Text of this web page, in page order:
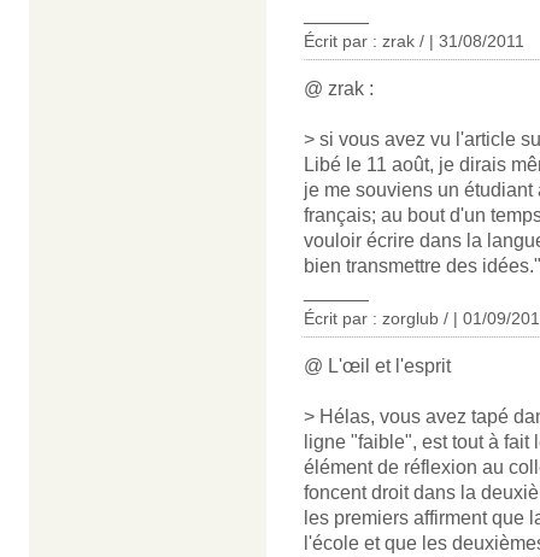
Écrit par : zrak / | 31/08/2011
@ zrak :
> si vous avez vu l'article
Libé le 11 août, je dirais
je me souviens un
français; au bout d'un
vouloir écrire dans la
bien transmettre des idées."
Écrit par : zorglub / | 01/09/
@ L'œil et l'esprit
> Hélas, vous avez tapé
ligne "faible", est tout à
élément de réflexion au
foncent droit dans la
les premiers affirment que
l'école et que les